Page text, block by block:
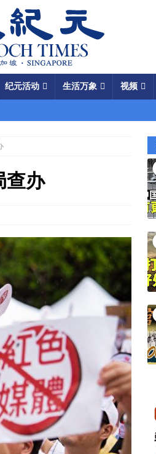
纪元活动 生活万象 视频
视频
频
查办